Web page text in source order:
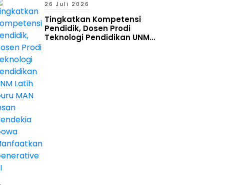
26 Juli 2026
Tingkatkan Kompetensi
Pendidik, Dosen Prodi
Teknologi Pendidikan UNM